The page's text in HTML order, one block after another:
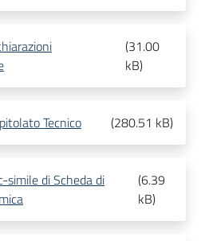
(31.00
kB)
Tecnico (280.51 kB)
simile di Scheda di
(6.39
kB)